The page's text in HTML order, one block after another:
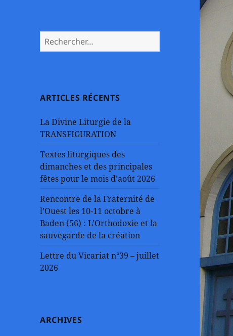
Rechercher :
ARTICLES RÉCENTS
La Divine Liturgie de la
TRANSFIGURATION
Textes liturgiques des
dimanches et des principales
fêtes pour le mois d’août 2026
Rencontre de la Fraternité de
l’Ouest les 10-11 octobre à
Baden (56) : L’Orthodoxie et la
sauvegarde de la création
Lettre du Vicariat n°39 – juillet
2026
ARCHIVES